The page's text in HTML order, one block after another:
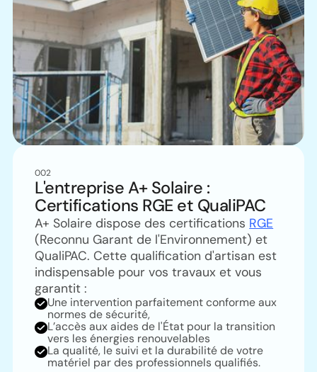
002
L'entreprise A+ Solaire :
Certifications RGE et QualiPAC
A+ Solaire dispose des certifications RGE
(Reconnu Garant de l'Environnement) et
QualiPAC. Cette qualification d'artisan est
indispensable pour vos travaux et vous
garantit :
Une intervention parfaitement conforme aux
normes de sécurité,
L’accès aux aides de l'État pour la transition
vers les énergies renouvelables
La qualité, le suivi et la durabilité de votre
matériel par des professionnels qualifiés.